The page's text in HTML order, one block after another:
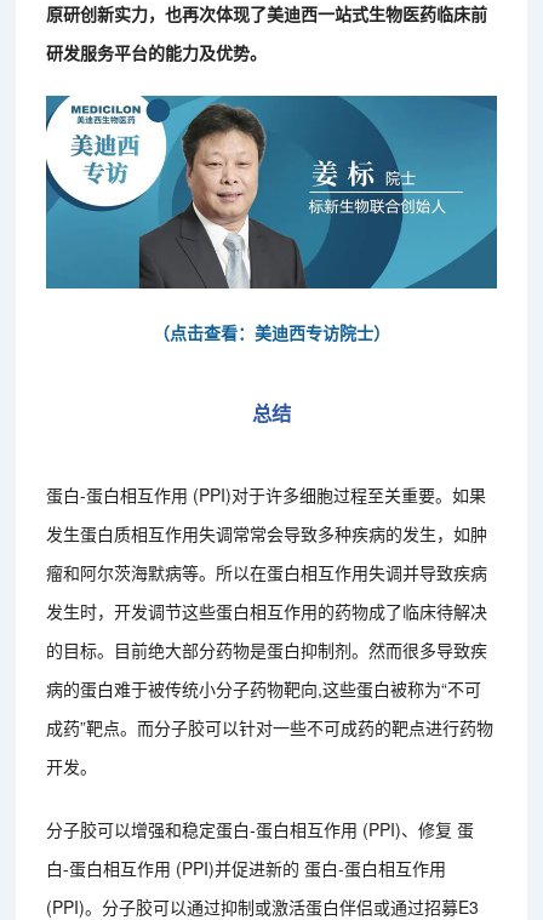
原研创新实力，也再次体现了美迪西一站式生物医药临床前
研发服务平台的能力及优势。
（点击查看：美迪西专访院士）
总结
蛋白-蛋白相互作用 (PPI)对于许多细胞过程至关重要。如果
发生蛋白质相互作用失调常常会导致多种疾病的发生，如肿
瘤和阿尔茨海默病等。所以在蛋白相互作用失调并导致疾病
发生时，开发调节这些蛋白相互作用的药物成了临床待解决
的目标。目前绝大部分药物是蛋白抑制剂。然而很多导致疾
病的蛋白难于被传统小分子药物靶向,这些蛋白被称为“不可
成药”靶点。而分子胶可以针对一些不可成药的靶点进行药物
开发。
分子胶可以增强和稳定蛋白-蛋白相互作用 (PPI)、修复 蛋
白-蛋白相互作用 (PPI)并促进新的 蛋白-蛋白相互作用
(PPI)。分子胶可以通过抑制或激活蛋白伴侣或通过招募E3